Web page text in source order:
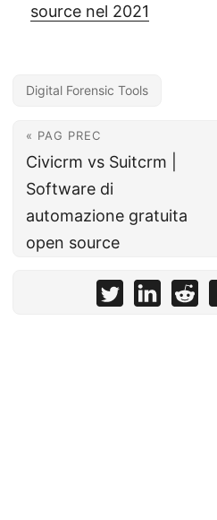
source nel 2021
Digital Forensic Tools
« PAG PREC
Civicrm vs Suitcrm |
Software di
automazione gratuita
open source